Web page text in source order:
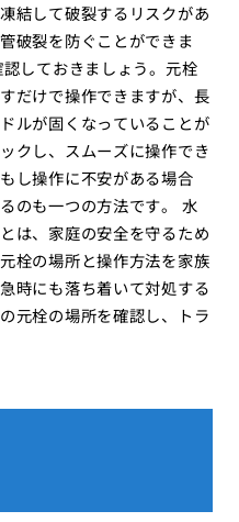
結して破裂するリスクがあ
破裂を防ぐことができま
しておきましょう。元栓
だけで操作できますが、長
ルが固くなっていることが
クし、スムーズに操作でき
し操作に不安がある場合
のも一つの方法です。 水
は、家庭の安全を守るため
栓の場所と操作方法を家族
時にも落ち着いて対処する
元栓の場所を確認し、トラ